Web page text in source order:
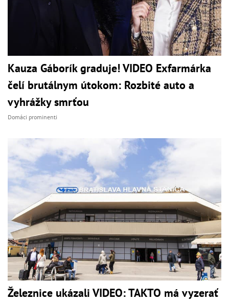
Kauza Gáborík graduje! VIDEO Exfarmárka
čelí brutálnym útokom: Rozbité auto a
vyhrážky smrťou
Domáci prominenti
Železnice ukázali VIDEO: TAKTO má vyzerať